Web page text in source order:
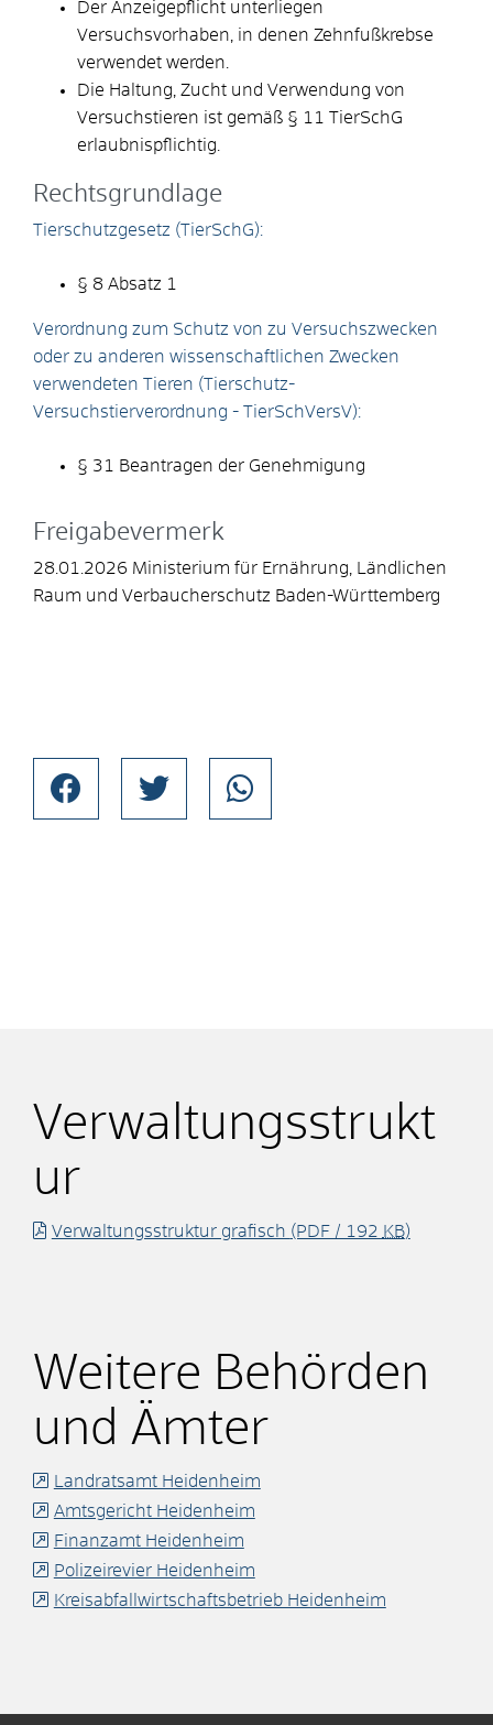
Der Anzeigepflicht unterliegen
Versuchsvorhaben, in denen Zehnfußkrebse
verwendet werden.
Die Haltung, Zucht und Verwendung von
Versuchstieren ist gemäß § 11 TierSchG
erlaubnispflichtig.
Rechtsgrundlage
Tierschutzgesetz (TierSchG):
§ 8 Absatz 1
Verordnung zum Schutz von zu Versuchszwecken
oder zu anderen wissenschaftlichen Zwecken
verwendeten Tieren (Tierschutz-
Versuchstierverordnung - TierSchVersV):
§ 31 Beantragen der Genehmigung
Freigabevermerk
28.01.2026 Ministerium für Ernährung, Ländlichen
Raum und Verbaucherschutz Baden-Württemberg
Verwaltungsstrukt
ur
Verwaltungsstruktur grafisch (PDF / 192 KB)
Weitere Behörden
und Ämter
Landratsamt Heidenheim
Amtsgericht Heidenheim
Finanzamt Heidenheim
Polizeirevier Heidenheim
Kreisabfallwirtschaftsbetrieb Heidenheim